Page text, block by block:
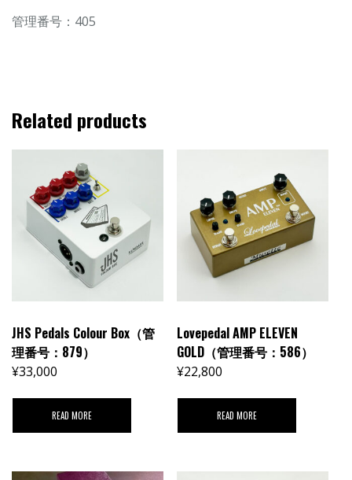
管理番号：405
Related products
JHS Pedals Colour Box（管
理番号：879）
¥33,000
READ MORE
Lovepedal AMP ELEVEN
GOLD（管理番号：586）
¥22,800
READ MORE